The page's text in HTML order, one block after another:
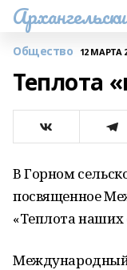
Общество 12 МАРТА
Теплота
В Горном
посвященное
«Теплота наших